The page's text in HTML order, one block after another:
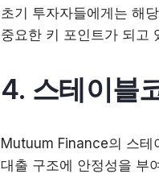
초기 투자자들에게는 해
중요한 키 포인트가 되고
4. 스테이블
Mutuum Finance의 스테
대출 구조에 안정성을 부